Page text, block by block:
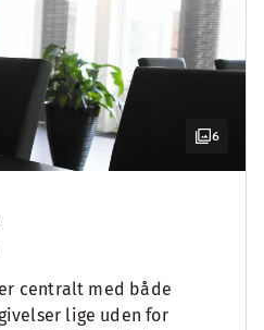
6
centralt med både
lige uden for